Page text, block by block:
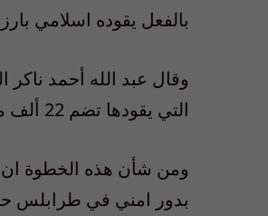
بالفعل يقوده اسلامي
وقال عبد الله أحمد
التي يقودها تضم 22 ألف مسلح ينتمون كما يقول الى 73 فصيلا.
ومن شأن هذه الخطوة ان
بدور امني في طرابلس